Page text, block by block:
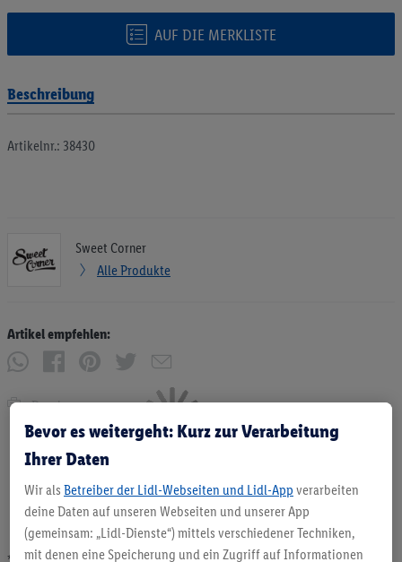
AUF DIE MERKLISTE
Beschreibung
Artikelnr.: 38430
Sweet Corner
Alle Produkte
Artikel empfehlen:
Drucken
Bevor es weitergeht: Kurz zur Verarbeitung
Ihrer Daten
Wir als Betreiber der Lidl-Webseiten und Lidl-App verarbeiten
deine Daten auf unseren Webseiten und unserer App
(gemeinsam: „Lidl-Dienste“) mittels verschiedener Techniken,
mit denen eine Speicherung und ein Zugriff auf Informationen